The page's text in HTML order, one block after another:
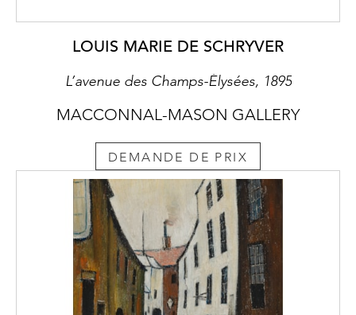
LOUIS MARIE DE SCHRYVER
L’avenue des Champs-Élysées, 1895
MACCONNAL-MASON GALLERY
DEMANDE DE PRIX